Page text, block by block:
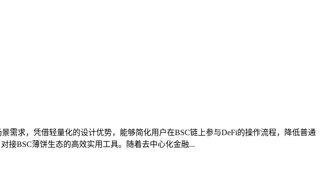
需求，凭借轻量化的设计优势，能够简化用户在BSC链上参与DeFi的操作流程，降低普通
接BSC薄饼生态的高效实用工具。随着去中心化金融...